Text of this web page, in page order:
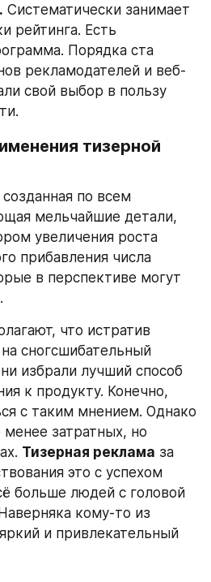
Систематически занимает
рейтинга. Есть
Порядка ста
рекламодателей и веб-
свой выбор в пользу
тизерной
созданная по всем
мельчайшие детали,
увеличения роста
прибавления числа
в перспективе могут
что истратив
сногсшибательный
избрали лучший способ
к продукту. Конечно,
с таким мнением. Однако
менее затратных, но
Тизерная реклама за
это с успехом
больше людей с головой
кому-то из
и привлекательный